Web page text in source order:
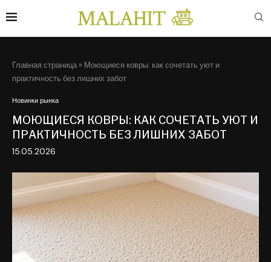
Главная страница » Моющиеся ковры: как сочетать уют и
практичность без лишних забот
Новинки рынка
МОЮЩИЕСЯ КОВРЫ: КАК СОЧЕТАТЬ УЮТ И
ПРАКТИЧНОСТЬ БЕЗ ЛИШНИХ ЗАБОТ
15.05.2026